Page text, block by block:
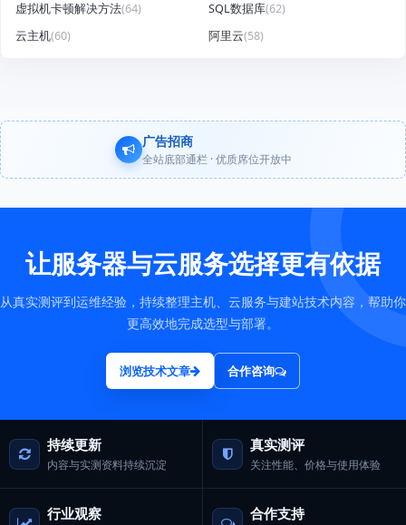
虚拟机卡顿解决方法(64) SQL数据库(62)
云主机(60) 阿里云(58)
广告招商
全站底部通栏 · 优质席位开放中
让服务器与云服务选择更有依据
从真实测评到运维经验，持续整理主机、云服务与建站技术内容，帮助你
更高效地完成选型与部署。
浏览技术文章 合作咨询
持续更新
内容与实测资料持续沉淀
真实测评
关注性能、价格与使用体验
行业观察 合作支持